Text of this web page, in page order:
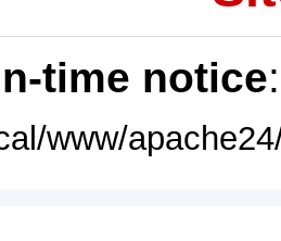
time notice
www/